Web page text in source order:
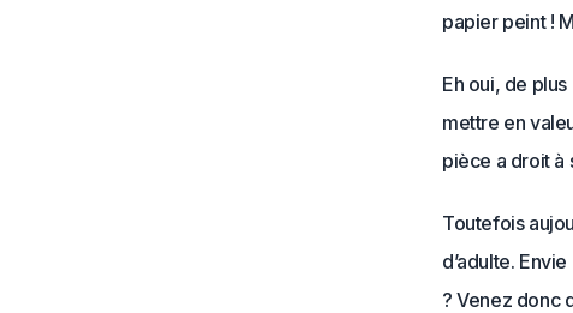
papier peint !
Eh oui, de
mettre en
pièce a droit à
Toutefois
d’adulte.
? Venez donc